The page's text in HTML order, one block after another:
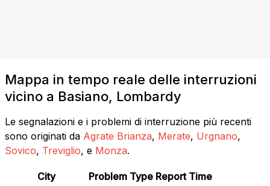
Mappa in tempo reale delle interruzioni
vicino a Basiano, Lombardy
Le segnalazioni e i problemi di interruzione più recenti
sono originati da Agrate Brianza, Merate, Urgnano,
Sovico, Treviglio, e Monza.
City Problem Type Report Time